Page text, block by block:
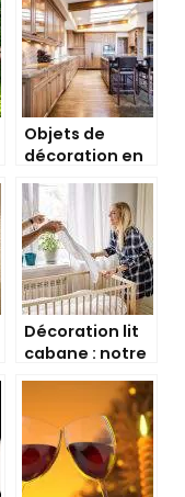
Objets de
décoration en
maison
Décoration lit
cabane : notre